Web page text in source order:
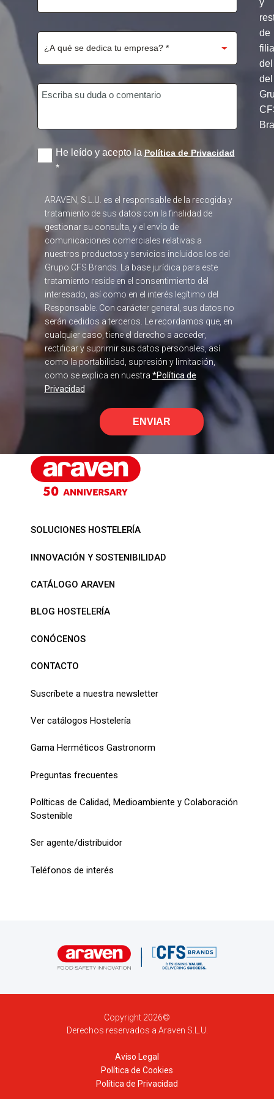
de
del
del
He leído y acepto laPolítica de Privacidad
*
ARAVEN, S.L.U. es el responsable de la recogida y
tratamiento de sus datos con la finalidad de
gestionar su consulta, y el envío de
comunicaciones comerciales relativas a
nuestros productos y servicios incluidos los del
Grupo CFS Brands. La base jurídica para este
tratamiento reside en el consentimiento del
interesado, así como en el interés legítimo del
Responsable. Con carácter general, sus datos no
serán cedidos a terceros. Le recordamos que, en
cualquier caso, tiene el derecho a acceder,
rectificar y suprimir sus datos personales, así
como la portabilidad, supresión y limitación,
como se explica en nuestra *Política de
Privacidad
ENVIAR
SOLUCIONES HOSTELERÍA
INNOVACIÓN Y SOSTENIBILIDAD
CATÁLOGO ARAVEN
BLOG HOSTELERÍA
CONÓCENOS
CONTACTO
Suscríbete a nuestra newsletter
Ver catálogos Hostelería
Gama Herméticos Gastronorm
Preguntas frecuentes
Políticas de Calidad, Medioambiente y Colaboración
Sostenible
Ser agente/distribuidor
Teléfonos de interés
Copyright 2026©
Derechos reservados a Araven S.L.U.
Aviso Legal
Política de Cookies
Política de Privacidad